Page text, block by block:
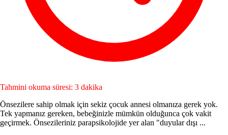
Tahmini okuma süresi: 3 dakika
Önsezilere sahip olmak için sekiz çocuk an­nesi olmanıza gerek yok.
Tek yapmanız gere­ken, bebeğinizle mümkün olduğunca çok vakit
geçirmek. Önsezileriniz parapsikolojide yer alan "duyular dışı ...